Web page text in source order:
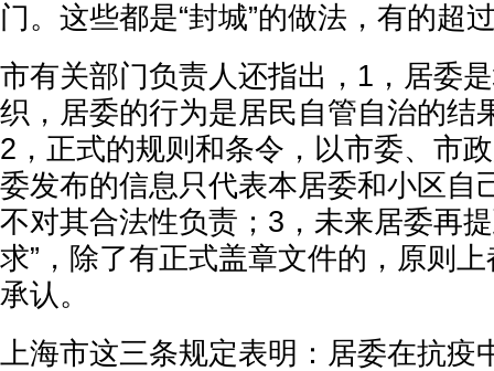
门。这些都是“封城”的做法，有的超
市有关部门负责人还指出，1，居委
织，居委的行为是居民自管自治的结
2，正式的规则和条令，以市委、市
委发布的信息只代表本居委和小区自
不对其合法性负责；3，未来居委再
求”，除了有正式盖章文件的，原则
承认。
上海市这三条规定表明：居委在抗疫